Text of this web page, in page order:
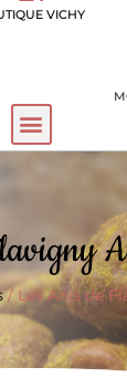
VICHY
/ Les Anis de